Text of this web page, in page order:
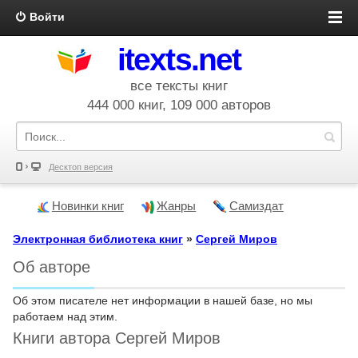
Войти
itexts.net
все тексты книг
444 000 книг, 109 000 авторов
Десктоп версия
Новинки книг Жанры Самиздат
Электронная библиотека книг » Сергей Миров
Об авторе
Об этом писателе нет информации в нашей базе, но мы
работаем над этим.
Книги автора Сергей Миров